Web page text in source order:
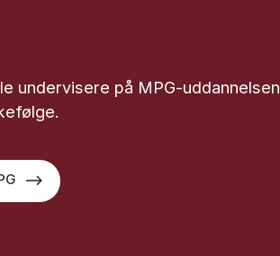
undervisere på MPG-uddannelsen